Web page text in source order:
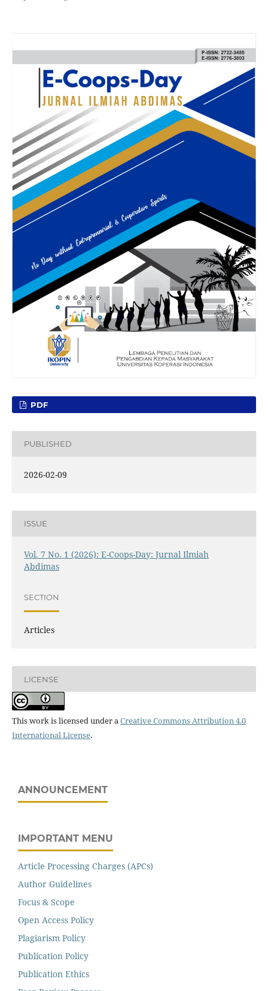
PDF
PUBLISHED
2026-02-09
ISSUE
Vol. 7 No. 1 (2026): E-Coops-Day: Jurnal Ilmiah
Abdimas
SECTION
Articles
LICENSE
This work is licensed under aCreative Commons Attribution 4.0
International License.
ANNOUNCEMENT
IMPORTANT MENU
Article Processing Charges (APCs)
Author Guidelines
Focus & Scope
Open Access Policy
Plagiarism Policy
Publication Policy
Publication Ethics